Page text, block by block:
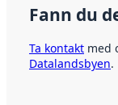
Fann du
Ta kontakt med
Datalandsbyen.